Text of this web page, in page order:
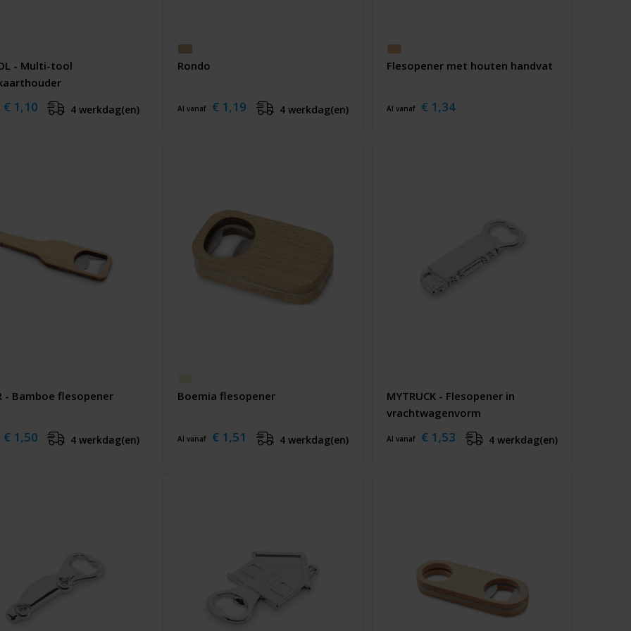
- Multi-tool
€ 1,10 4 werkdag(en)
Rondo
Al vanaf € 1,19 4 werkdag(en)
Flesopener met houten handvat
Al vanaf € 1,34
- Bamboe flesopener
€ 1,50 4 werkdag(en)
Boemia flesopener
Al vanaf € 1,51 4 werkdag(en)
MYTRUCK - Flesopener in
vrachtwagenvorm
Al vanaf € 1,53 4 werkdag(en)